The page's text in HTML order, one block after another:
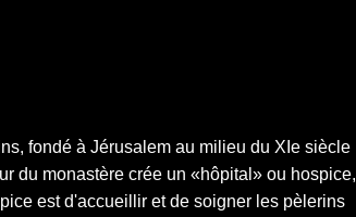
fondé à Jérusalem au milieu du XIe siècle
du monastère crée un «hôpital» ou hospice,
est d'accueillir et de soigner les pèlerins